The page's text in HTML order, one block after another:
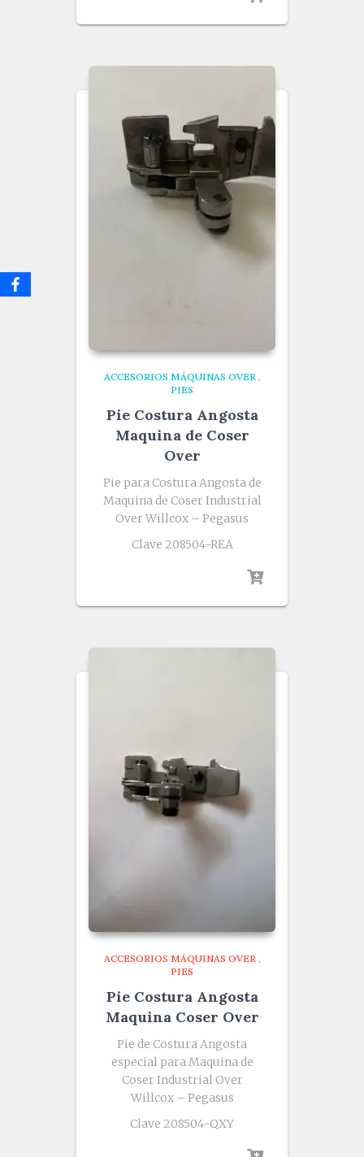
ACCESORIOS MÁQUINAS OVER
PIES
Pie Costura Angosta
Maquina de Coser
Over
Pie para Costura Angosta de
Maquina de Coser Industrial
Over Willcox – Pegasus
Clave 208504-REA
ACCESORIOS MÁQUINAS OVER
PIES
Pie Costura Angosta
Maquina Coser Over
Pie de Costura Angosta
especial para Maquina de
Coser Industrial Over
Willcox – Pegasus
Clave 208504-QXY